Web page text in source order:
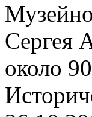
Сергея
около